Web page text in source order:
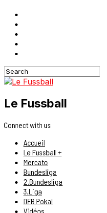
Le Fussball
Connect with us
Accueil
Le Fussball +
Mercato
Bundesliga
2.Bundesliga
3.Liga
DFB Pokal
Vidéos